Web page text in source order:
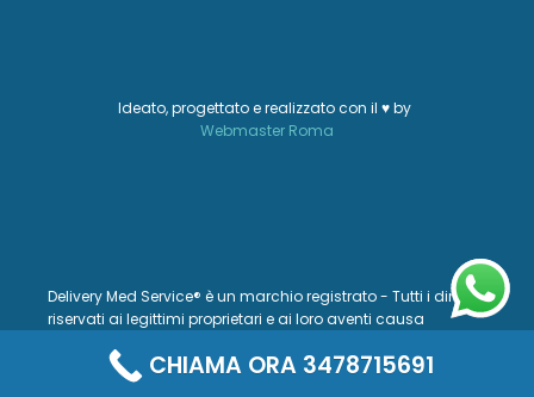
Ideato, progettato e realizzato con il ♥ by
Webmaster Roma
Delivery Med Service® è un marchio registrato - Tutti i diritti
riservati ai legittimi proprietari e ai loro aventi causa
CHIAMA ORA 3478715691